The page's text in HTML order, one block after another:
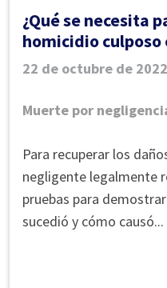
¿Qué se necesita
homicidio culposo
22 de octubre de 2022
Muerte por
¿Qué
se
necesita
para
Para recuperar los
negligente legalmente
pruebas para
sucedió y cómo causó...